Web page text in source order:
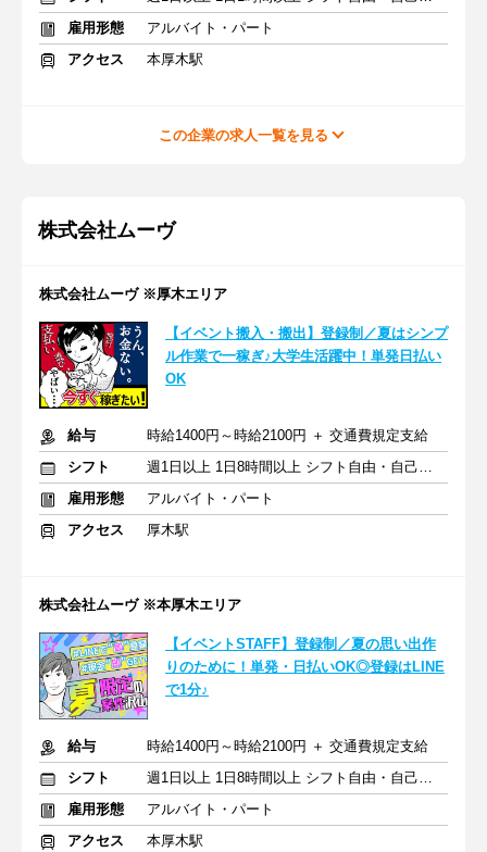
雇用形態
アルバイト・パート
アクセス
本厚木駅
この企業の求人一覧を見る
株式会社ムーヴ
株式会社ムーヴ ※厚木エリア
【イベント搬入・搬出】登録制／夏はシンプ
ル作業で一稼ぎ♪大学生活躍中！単発日払い
OK
給与
時給1400円～時給2100円 ＋ 交通費規定支給
シフト
週1日以上 1日8時間以上 シフト自由・自己申告
雇用形態
アルバイト・パート
アクセス
厚木駅
株式会社ムーヴ ※本厚木エリア
【イベントSTAFF】登録制／夏の思い出作
りのために！単発・日払いOK◎登録はLINE
で1分♪
給与
時給1400円～時給2100円 ＋ 交通費規定支給
シフト
週1日以上 1日8時間以上 シフト自由・自己申告
雇用形態
アルバイト・パート
アクセス
本厚木駅